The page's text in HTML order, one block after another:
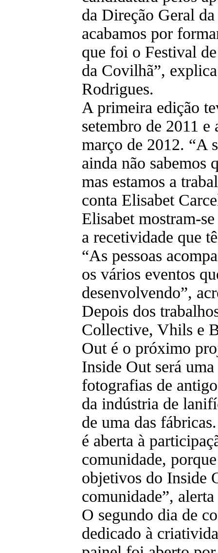
da Direção Geral
acabamos por
que foi o Festival
da Covilhã”,
Rodrigues.
A primeira edição
setembro de 2011 e
março de 2012. “A
ainda não sabemos
mas estamos a
conta Elisabet
Elisabet mostram-
a recetividade que
“As pessoas
os vários eventos
desenvolvendo”,
Depois dos
Collective, Vhils e
Out é o próximo
Inside Out será
fotografias de
da indústria de
de uma das
é aberta à
comunidade,
objetivos do Inside
comunidade”,
O segundo dia de
dedicado à